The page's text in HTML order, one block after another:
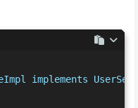
implements